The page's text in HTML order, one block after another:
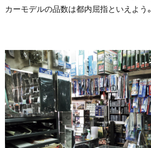
カーモデルの品数は都内屈指といえよう。